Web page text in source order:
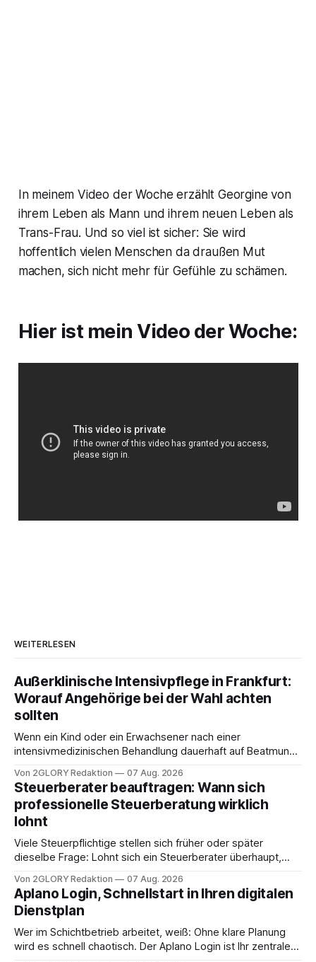
In meinem Video der Woche erzählt Georgine von
ihrem Leben als Mann und ihrem neuen Leben als
Trans-Frau. Und so viel ist sicher: Sie wird
hoffentlich vielen Menschen da draußen Mut
machen, sich nicht mehr für Gefühle zu schämen.
Hier ist mein Video der Woche:
WEITERLESEN
Außerklinische Intensivpflege in Frankfurt:
Worauf Angehörige bei der Wahl achten
sollten
Wenn ein Kind oder ein Erwachsener nach einer
intensivmedizinischen Behandlung dauerhaft auf Beatmung
angewiesen ist, stellt sich für Familien eine schwierige
Frage: Muss die Versorgung dauerhaft in der Klinik bleiben –
oder ist ein Leben zu Hause möglich? Die außerklinische
Intensivpflege bietet genau diese Alternative: Sie
Von 2GLORY Redaktion 07 Aug. 2026
Steuerberater beauftragen: Wann sich
professionelle Steuerberatung wirklich
lohnt
Viele Steuerpflichtige stellen sich früher oder später
dieselbe Frage: Lohnt sich ein Steuerberater überhaupt,
erledigen? Die kurze Antwort: Bei einfachen
Einkommensverhältnissen reicht häufig eine Steuersoftware
aus – sobald jedoch mehrere Einkunftsarten
zusammentreffen oder größere finanzielle Veränderungen
anstehen, zahlt sich professionelle Unterstützung meist
Von 2GLORY Redaktion 07 Aug. 2026
Aplano Login, Schnellstart in Ihren digitalen
Dienstplan
Wer im Schichtbetrieb arbeitet, weiß: Ohne klare Planung
wird es schnell chaotisch. Der Aplano Login ist Ihr zentraler